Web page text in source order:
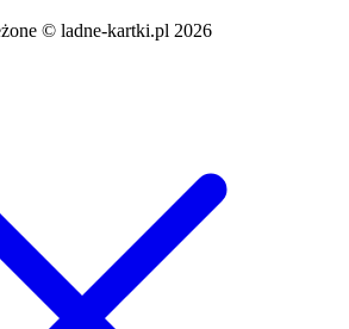
© ladne-kartki.pl 2026